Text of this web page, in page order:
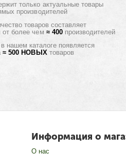
только актуальные товары
производителей
товаров составляет
от более чем ≈ 400 производителей
нашем каталоге появляется
≈ 500 НОВЫХ товаров
Информация о
О нас